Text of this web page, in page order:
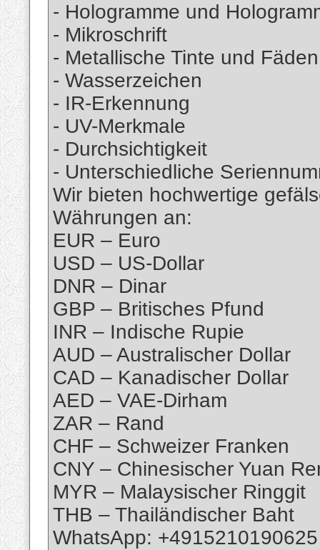
- Hologramme und
- Mikroschrift
- Metallische Tinte und Fäden
- Wasserzeichen
- IR-Erkennung
- UV-Merkmale
- Durchsichtigkeit
- Unterschiedliche
Wir bieten hochwertige
Währungen an:
EUR – Euro
USD – US-Dollar
DNR – Dinar
GBP – Britisches Pfund
INR – Indische Rupie
AUD – Australischer Dollar
CAD – Kanadischer Dollar
AED – VAE-Dirham
ZAR – Rand
CHF – Schweizer Franken
CNY – Chinesischer Yuan
MYR – Malaysischer Ringgit
THB – Thailändischer Baht
WhatsApp: +4915210190625